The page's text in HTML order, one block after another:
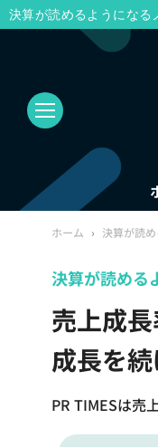
ホーム › 決算が読
売上成
成長を
PR TIMESは売
決算が読める
決算が読めるようになる